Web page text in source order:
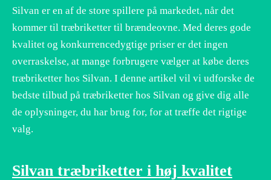
Silvan er en af de store spillere på markedet, når det
kommer til træbriketter til brændeovne. Med deres gode
kvalitet og konkurrencedygtige priser er det ingen
overraskelse, at mange forbrugere vælger at købe deres
træbriketter hos Silvan. I denne artikel vil vi udforske de
bedste tilbud på træbriketter hos Silvan og give dig alle
de oplysninger, du har brug for, for at træffe det rigtige
valg.
Silvan træbriketter i høj kvalitet